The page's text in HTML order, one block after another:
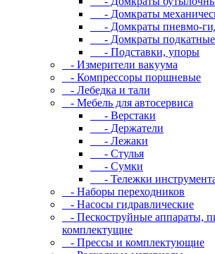
- Домкраты
- Домкраты пневмо-
- Домкраты подкатные
- Подставки, упоры
- Измерители вакуума
- Компрессоры поршневые
- Лебедка и тали
- Мебель для автосервиса
- Верстаки
- Держатели
- Лежаки
- Стулья
- Сумки
- Тележки
- Наборы переходников
- Насосы гидравлические
- Пескоструйные аппараты,
комплектущие
- Прессы и комплектующие